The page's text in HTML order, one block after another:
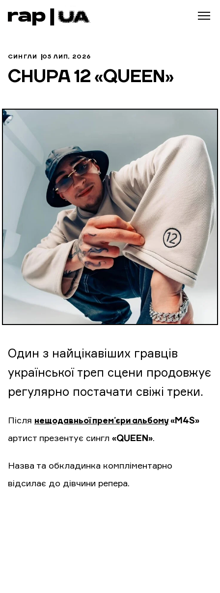
СИНГЛИ 05 ЛИП, 2026
CHUPA 12 «QUEEN»
Один з найцікавіших гравців
української треп сцени продовжує
регулярно постачати свіжі треки.
Після нещодавньої прем’єри альбому«M4S»
артист презентує сингл «QUEEN».
Назва та обкладинка компліментарно
відсилає до дівчини репера.